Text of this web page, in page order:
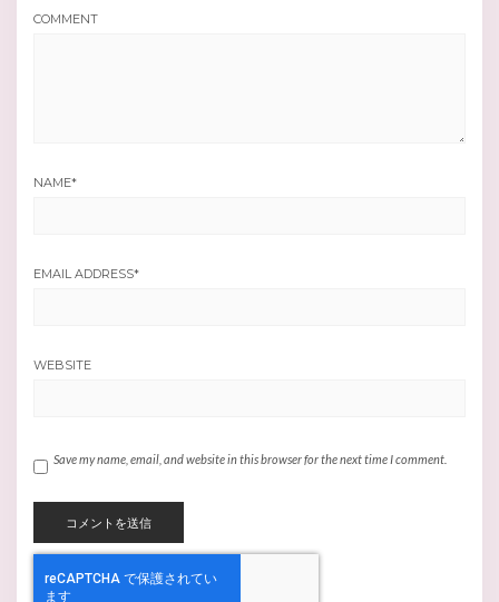
COMMENT
NAME*
EMAIL ADDRESS*
WEBSITE
Save my name, email, and website in this browser for the next time I comment.